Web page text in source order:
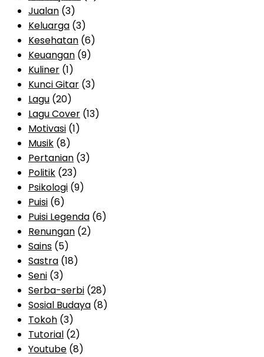
Jualan (3)
Keluarga (3)
Kesehatan (6)
Keuangan (9)
Kuliner (1)
Kunci Gitar (3)
Lagu (20)
Lagu Cover (13)
Motivasi (1)
Musik (8)
Pertanian (3)
Politik (23)
Psikologi (9)
Puisi (6)
Puisi Legenda (6)
Renungan (2)
Sains (5)
Sastra (18)
Seni (3)
Serba-serbi (28)
Sosial Budaya (8)
Tokoh (3)
Tutorial (2)
Youtube (8)